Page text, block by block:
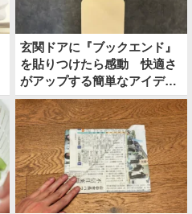
玄関ドアに『ブックエンド』
を貼りつけたら感動 快適さ
がアップする簡単なアイディ
アとは